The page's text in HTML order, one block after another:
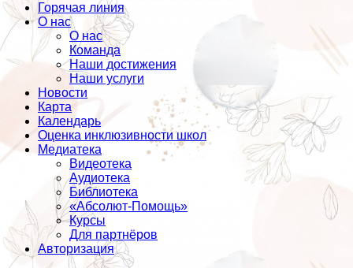
Горячая линия
О нас
О нас
Команда
Наши достижения
Наши услуги
Новости
Карта
Календарь
Оценка инклюзивности школ
Медиатека
Видеотека
Аудиотека
Библиотека
«Абсолют-Помощь»
Курсы
Для партнёров
Авторизация